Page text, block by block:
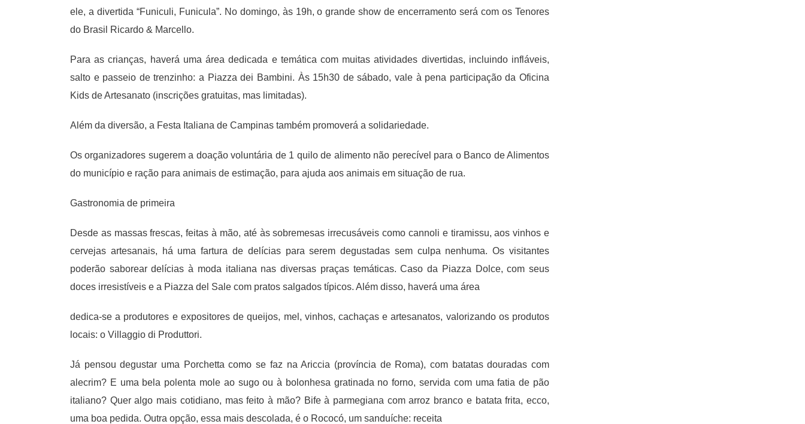
ele, a divertida “Funiculi, Funicula”. No domingo, às 19h, o grande show de encerramento será com os Tenores
do Brasil Ricardo & Marcello.
Para as crianças, haverá uma área dedicada e temática com muitas atividades divertidas, incluindo infláveis,
salto e passeio de trenzinho: a Piazza dei Bambini. Às 15h30 de sábado, vale à pena participação da Oficina
Kids de Artesanato (inscrições gratuitas, mas limitadas).
Além da diversão, a Festa Italiana de Campinas também promoverá a solidariedade.
Os organizadores sugerem a doação voluntária de 1 quilo de alimento não perecível para o Banco de Alimentos
do município e ração para animais de estimação, para ajuda aos animais em situação de rua.
Gastronomia de primeira
Desde as massas frescas, feitas à mão, até às sobremesas irrecusáveis ​​como cannoli e tiramissu, aos vinhos e
cervejas artesanais, há uma fartura de delícias para serem degustadas sem culpa nenhuma. Os visitantes
poderão saborear delícias à moda italiana nas diversas praças temáticas. Caso da Piazza Dolce, com seus
doces irresistíveis e a Piazza del Sale com pratos salgados típicos. Além disso, haverá uma área
dedica-se a produtores e expositores de queijos, mel, vinhos, cachaças e artesanatos, valorizando os produtos
locais: o Villaggio di Produttori.
Já pensou degustar uma Porchetta como se faz na Ariccia (província de Roma), com batatas douradas com
alecrim? E uma bela polenta mole ao sugo ou à bolonhesa gratinada no forno, servida com uma fatia de pão
italiano? Quer algo mais cotidiano, mas feito à mão? Bife à parmegiana com arroz branco e batata frita, ecco,
uma boa pedida. Outra opção, essa mais descolada, é o Rococó, um sanduíche: receita